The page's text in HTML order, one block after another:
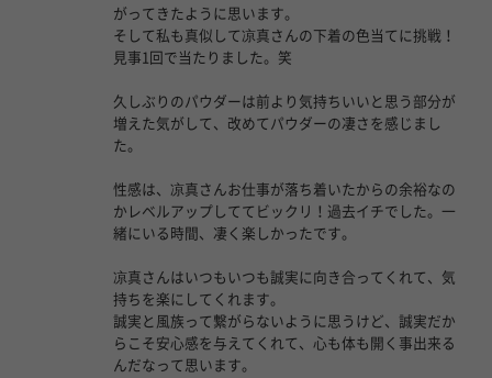
がってきたように思います。
そして私も真似して凉真さんの下着の色当てに挑戦！
見事1回で当たりました。笑
久しぶりのパウダーは前より気持ちいいと思う部分が
増えた気がして、改めてパウダーの凄さを感じまし
た。
性感は、凉真さんお仕事が落ち着いたからの余裕なの
かレベルアップしててビックリ！過去イチでした。一
緒にいる時間、凄く楽しかったです。
凉真さんはいつもいつも誠実に向き合ってくれて、気
持ちを楽にしてくれます。
誠実と風族って繋がらないように思うけど、誠実だか
らこそ安心感を与えてくれて、心も体も開く事出来る
んだなって思います。